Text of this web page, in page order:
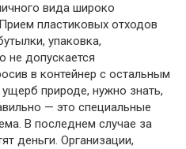
вида широко
пластиковых отходов
упаковка,
не допускается
в контейнер с остальным
природе, нужно знать,
— это специальные
В последнем случае за
деньги. Организации,